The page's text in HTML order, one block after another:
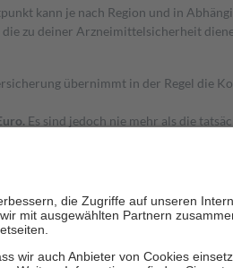
kann je nach Region und in
zu deiner Arzneimittelsicherheit
übernimmt in der Regel die
Es sind jedoch nie mehr als die
Zuzahlungen an bei: